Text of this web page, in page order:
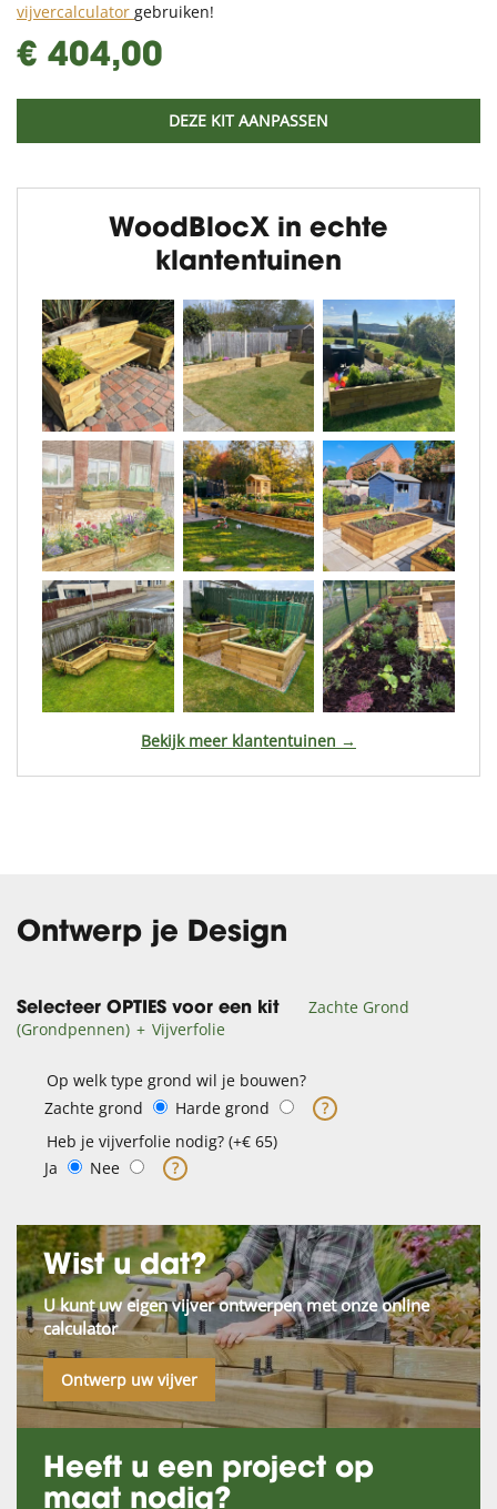
vijvercalculator gebruiken!
€ 404,00
DEZE KIT AANPASSEN
WoodBlocX in echte
klantentuinen
Bekijk meer klantentuinen →
Ontwerp je Design
Selecteer OPTIES voor een kit
Zachte Grond
(Grondpennen)
Vijverfolie
Op welk type grond wil je bouwen?
Zachte grond
Harde grond
?
Heb je vijverfolie nodig? (+€ 65)
Ja
Nee ?
Wist u dat?
U kunt uw eigen vijver ontwerpen met onze online
calculator
Ontwerp uw vijver
Heeft u een project op
maat nodig?